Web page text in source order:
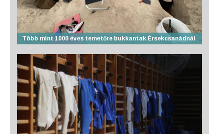
Több mint 1000 éves temetőre bukkantak Érsekcsanádnál